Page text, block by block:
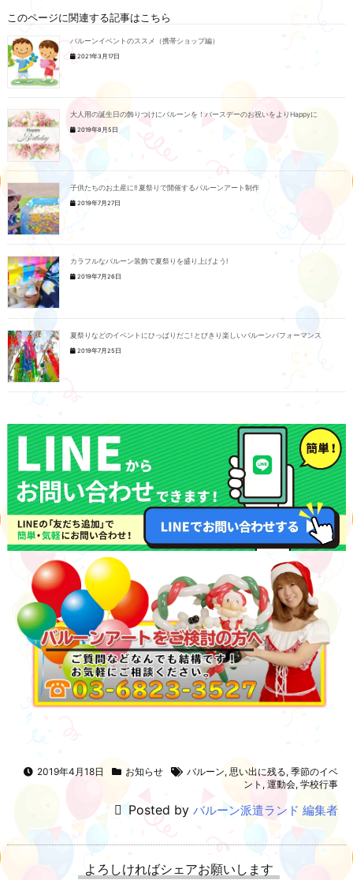
このページに関連する記事はこちら
バルーンイベントのススメ（携帯ショップ編）
2021年3月17日
大人用の誕生日の飾りつけにバルーンを！バースデーのお祝いをよりHappyに
2019年8月5日
子供たちのお土産に!! 夏祭りで開催するバルーンアート制作
2019年7月27日
カラフルなバルーン装飾で夏祭りを盛り上げよう!
2019年7月26日
夏祭りなどのイベントにひっぱりだこ! とびきり楽しいバルーンパフォーマンス
2019年7月25日
2019年4月18日 お知らせ バルーン, 思い出に残る, 季節のイベ
ント , 運動会, 学校行事
Posted by バルーン派遣ランド 編集者
よろしければシェアお願いします